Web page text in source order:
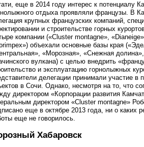
еще в 2014 году интерес к потенциалу
отдыха проявляли французы. В
крупных французских компаний,
и строительстве горных
компании («Cluster montagne»,
объехали основные базы края
«Морозная», «Снежная
вулкана) с целью внедрить
и эксплуатацию горнолыжных
делегации принимали участие в
в Сочи. Однако, несмотря на то, что
директором «Корпорации развития
директором «Cluster montagne»
еще в октябре 2013 года, ни о каких
еще не говорилось.
Хабаровск